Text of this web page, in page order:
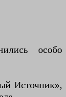
особо
Источник»,